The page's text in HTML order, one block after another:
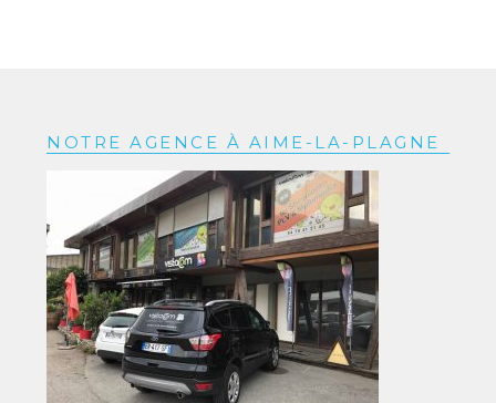
NOTRE AGENCE À AIME-LA-PLAGNE